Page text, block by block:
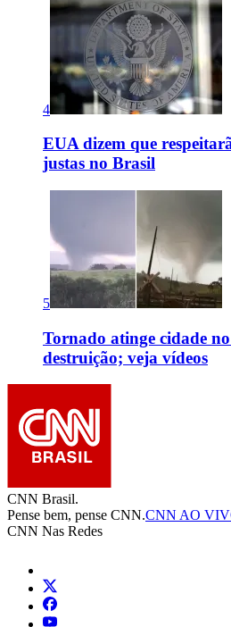
4
EUA dizem que
justas no Brasil
5
Tornado atinge cidade
destruição; veja vídeos
CNN Brasil.
Pense bem, pense CNN.CNN AO
CNN Nas Redes